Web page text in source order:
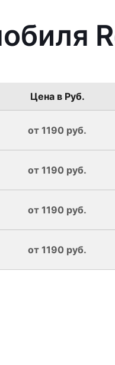
Цена в Руб.
от 1190 руб.
от 1190 руб.
от 1190 руб.
от 1190 руб.